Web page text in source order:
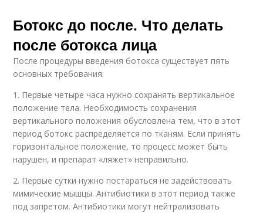
Ботокс до после. Что делать
после ботокса лица
После процедуры введения ботокса существует пять
основных требования:
1. Первые четыре часа нужно сохранять вертикальное
положение тела. Необходимость сохранения
вертикального положения обусловлена тем, что в этот
период ботокс распределяется по тканям. Если принять
горизонтальное положение, то процесс может быть
нарушен, и препарат «ляжет» неправильно.
2. Первые сутки нужно постараться не задействовать
мимические мышцы. Антибиотики в этот период также
под запретом. Антибиотики могут нейтрализовать